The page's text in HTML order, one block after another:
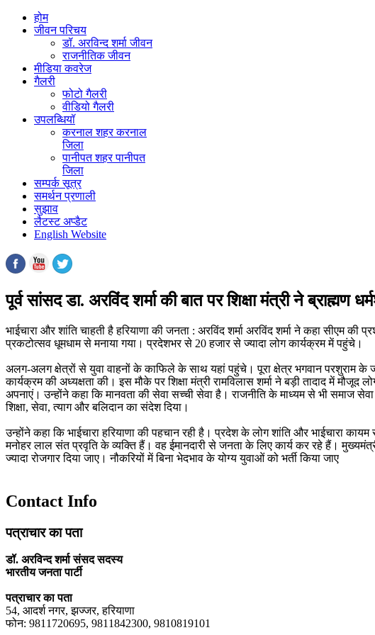
होम
जीवन परिचय
डॉ. अरविन्द शर्मा जीवन
राजनीतिक जीवन
मीडिया कवरेज
गैलरी
फोटो गैलरी
वीडियो गैलरी
उपलब्धियॉ
करनाल शहर करनाल
जिला
पानीपत शहर पानीपत
जिला
सम्पर्क सूत्र
समर्थन प्रणाली
सुझाव
लैटस्ट अप्डैट
English Website
पूर्व सांसद डा. अरविंद शर्मा की बात पर शिक्षा मंत्री ने ब्राह्मण
भाईचारा और शांति चाहती है हरियाणा की जनता : अरविंद शर्मा अरविंद शर्मा ने कहा सीएम
प्रकटोत्सव धूमधाम से मनाया गया। प्रदेशभर से 20 हजार से ज्यादा लोग कार्यक्रम में पहुंचे।
अलग-अलग क्षेत्रों से युवा वाहनों के काफिले के साथ यहां पहुंचे। पूरा क्षेत्र भगवान परशुराम के
कार्यक्रम की अध्यक्षता की। इस मौके पर शिक्षा मंत्री रामविलास शर्मा ने बड़ी तादाद में
अपनाएं। उन्होंने कहा कि मानवता की सेवा सच्ची सेवा है। राजनीति के माध्यम से भी समाज
शिक्षा, सेवा, त्याग और बलिदान का संदेश दिया।
उन्होंने कहा कि भाईचारा हरियाणा की पहचान रही है। प्रदेश के लोग शांति और भाईचारा
मनोहर लाल संत प्रवृति के व्यक्ति हैं। वह ईमानदारी से जनता के लिए कार्य कर रहे हैं।
ज्यादा रोजगार दिया जाए। नौकरियों में बिना भेदभाव के योग्य युवाओं को भर्ती किया जाए
Contact Info
पत्राचार का पता
डॉ. अरविन्द शर्मा संसद सदस्य
भारतीय जनता पार्टी
पत्राचार का पता
54, आदर्श नगर, झज्जर, हरियाणा
फोन: 9811720695, 9811842300, 9810819101